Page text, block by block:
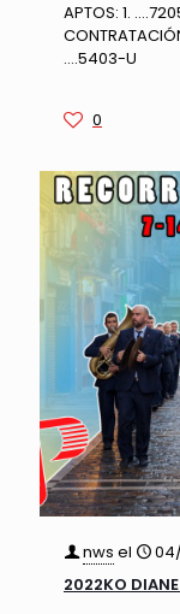
APTOS: 1.
….5403-U
0
nws el
2022KO